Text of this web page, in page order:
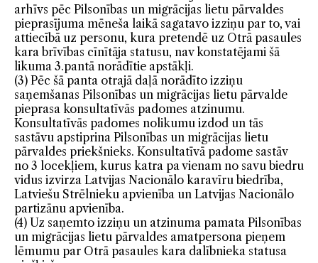
arhīvs pēc Pilsonības un migrācijas lietu pārvaldes
pieprasījuma mēneša laikā sagatavo izziņu par to, vai
attiecībā uz personu, kura pretendē uz Otrā pasaules
kara brīvības cīnītāja statusu, nav konstatējami šā
likuma 3.pantā norādītie apstākļi.
(3) Pēc šā panta otrajā daļā norādīto izziņu
saņemšanas Pilsonības un migrācijas lietu pārvalde
pieprasa konsultatīvās padomes atzinumu.
Konsultatīvās padomes nolikumu izdod un tās
sastāvu apstiprina Pilsonības un migrācijas lietu
pārvaldes priekšnieks. Konsultatīvā padome sastāv
no 3 locekļiem, kurus katra pa vienam no savu biedru
vidus izvirza Latvijas Nacionālo karavīru biedrība,
Latviešu Strēlnieku apvienība un Latvijas Nacionālo
partizānu apvienība.
(4) Uz saņemto izziņu un atzinuma pamata Pilsonības
un migrācijas lietu pārvaldes amatpersona pieņem
lēmumu par Otrā pasaules kara dalībnieka statusa